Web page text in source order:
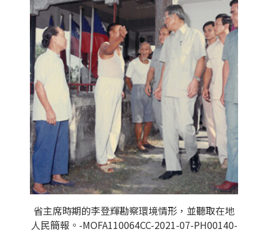
省主席時期的李登輝勘察環境情形，並聽取在地
人民簡報。-MOFA110064CC-2021-07-PH00140-